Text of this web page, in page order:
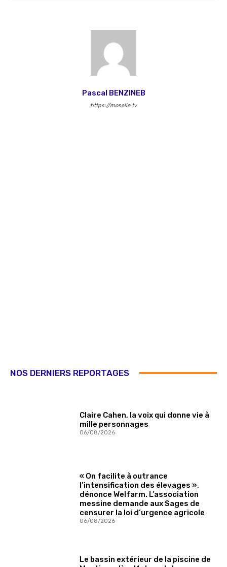
Pascal BENZINEB
https://moselle.tv
NOS DERNIERS REPORTAGES
Claire Cahen, la voix qui donne vie à
mille personnages
06/08/2026
« On facilite à outrance
l’intensification des élevages »,
dénonce Welfarm. L’association
messine demande aux Sages de
censurer la loi d’urgence agricole
06/08/2026
Le bassin extérieur de la piscine de